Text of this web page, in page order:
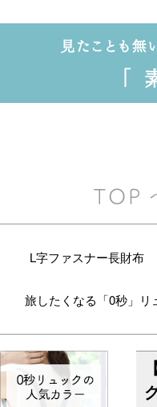
L字ファスナー長財布
旅したくなる「0秒」リ